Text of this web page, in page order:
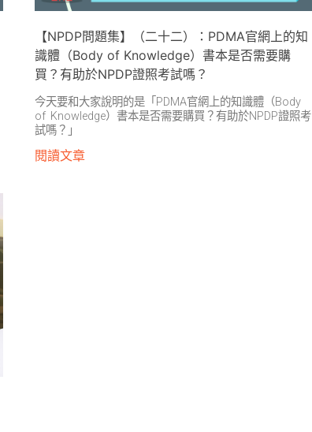
【NPDP問題集】（二十二）：PDMA官網上的知
識體（Body of Knowledge）書本是否需要購
買？有助於NPDP證照考試嗎？
今天要和大家說明的是「PDMA官網上的知識體（Body
of Knowledge）書本是否需要購買？有助於NPDP證照考
試嗎？」
閱讀文章